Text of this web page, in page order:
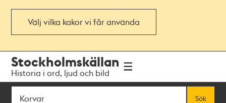
Välj vilka kakor vi får använda
navigationen
huvudinnehållet
Stockholmskällan
Historia i ord, ljud och bild
Sök
Sök